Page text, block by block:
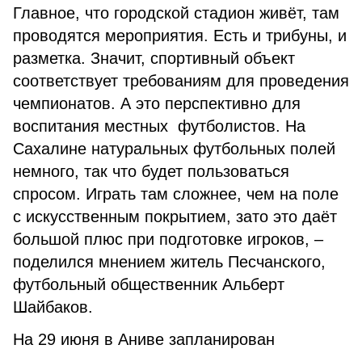
Главное, что городской стадион живёт, там
проводятся мероприятия. Есть и трибуны, и
разметка. Значит, спортивный объект
соответствует требованиям для проведения
чемпионатов. А это перспективно для
воспитания местных футболистов. На
Сахалине натуральных футбольных полей
немного, так что будет пользоваться
спросом. Играть там сложнее, чем на поле
с искусственным покрытием, зато это даёт
большой плюс при подготовке игроков, –
поделился мнением житель Песчанского,
футбольный общественник Альберт
Шайбаков.
На 29 июня в Аниве запланирован